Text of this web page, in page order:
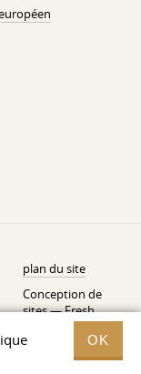
OK
plan du site
Conception de
sites —Fresh